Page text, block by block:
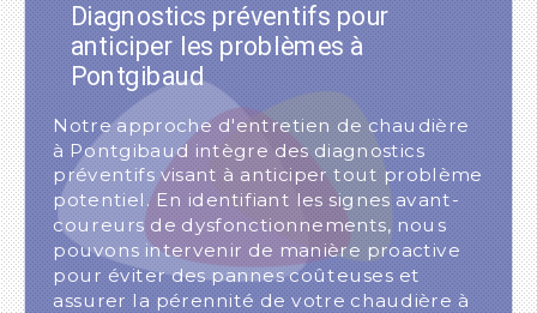
Diagnostics préventifs pour
anticiper les problèmes à
Pontgibaud
Notre approche d'entretien de chaudière
à Pontgibaud intègre des diagnostics
préventifs visant à anticiper tout problème
potentiel. En identifiant les signes avant-
coureurs de dysfonctionnements, nous
pouvons intervenir de manière proactive
pour éviter des pannes coûteuses et
assurer la pérennité de votre chaudière à